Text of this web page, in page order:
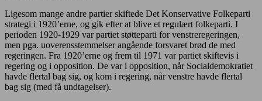
Ligesom mange andre partier skiftede Det Konservative Folkeparti
strategi i 1920’erne, og gik efter at blive et regulært folkeparti. I
perioden 1920-1929 var partiet støtteparti for venstreregeringen,
men pga. uoverensstemmelser angående forsvaret brød de med
regeringen. Fra 1920’erne og frem til 1971 var partiet skiftevis i
regering og i opposition. De var i opposition, når Socialdemokratiet
havde flertal bag sig, og kom i regering, når venstre havde flertal
bag sig (med få undtagelser).